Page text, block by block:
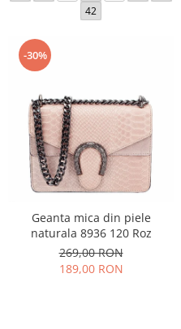
42
-30%
Geanta mica din piele
naturala 8936 120 Roz
269,00 RON
189,00 RON